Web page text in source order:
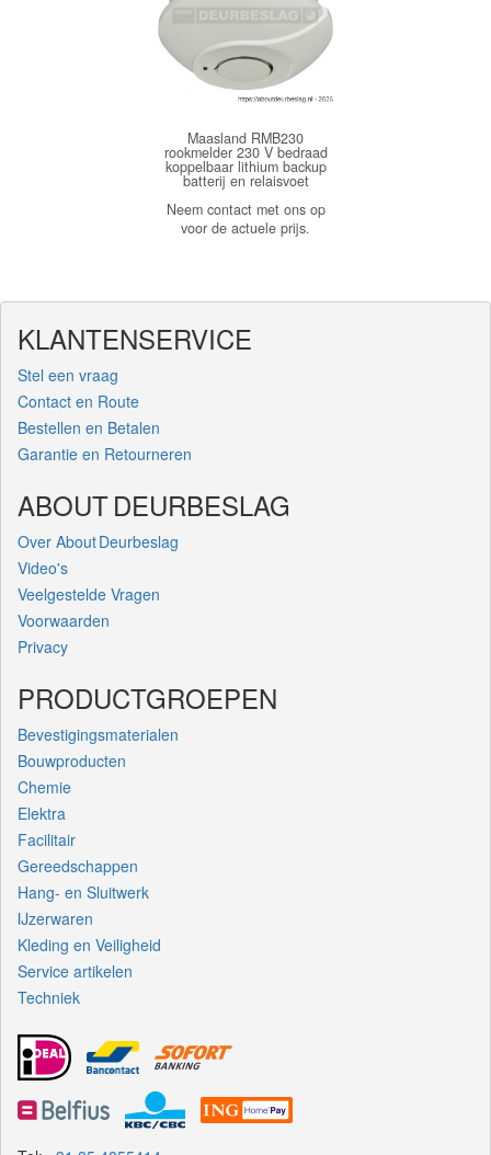
Maasland RMB230
rookmelder 230 V bedraad
koppelbaar lithium backup
batterij en relaisvoet
Neem contact met ons op
voor de actuele prijs.
KLANTENSERVICE
Stel een vraag
Contact en Route
Bestellen en Betalen
Garantie en Retourneren
ABOUT DEURBESLAG
Over About Deurbeslag
Video's
Veelgestelde Vragen
Voorwaarden
Privacy
PRODUCTGROEPEN
Bevestigingsmaterialen
Bouwproducten
Chemie
Elektra
Facilitair
Gereedschappen
Hang- en Sluitwerk
IJzerwaren
Kleding en Veiligheid
Service artikelen
Techniek